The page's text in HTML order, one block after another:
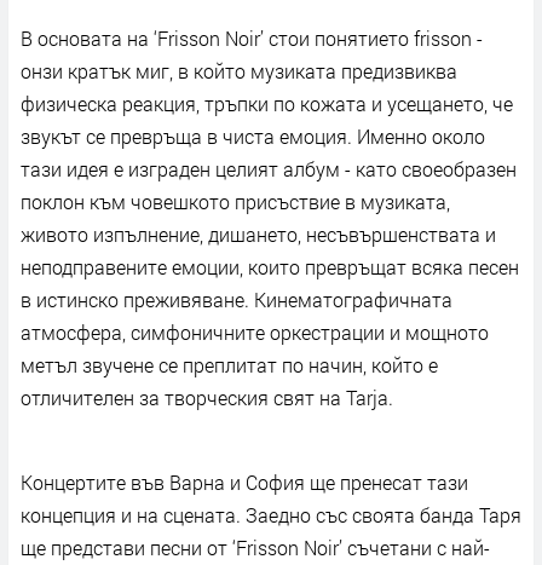
В основата на ‘Frisson Noir’ стои понятието frisson -
онзи кратък миг, в който музиката предизвиква
физическа реакция, тръпки по кожата и усещането, че
звукът се превръща в чиста емоция. Именно около
тази идея е изграден целият албум - като своеобразен
поклон към човешкото присъствие в музиката,
живото изпълнение, дишането, несъвършенствата и
неподправените емоции, които превръщат всяка песен
в истинско преживяване. Кинематографичната
атмосфера, симфоничните оркестрации и мощното
метъл звучене се преплитат по начин, който е
отличителен за творческия свят на Tarja.
Концертите във Варна и София ще пренесат тази
концепция и на сцената. Заедно със своята банда Таря
ще представи песни от ‘Frisson Noir’ съчетани с най-